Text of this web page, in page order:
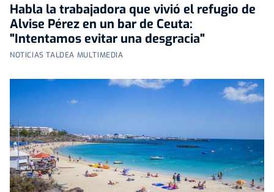
Habla la trabajadora que vivió el refugio de
Alvise Pérez en un bar de Ceuta:
"Intentamos evitar una desgracia"
NOTICIAS TALDEA MULTIMEDIA